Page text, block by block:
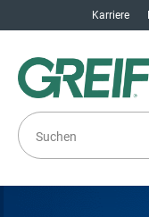
Karriere